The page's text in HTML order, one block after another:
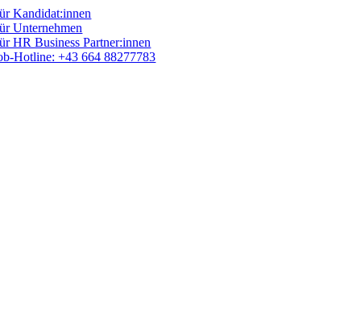
Skip
to
content
Kandidat:innen
Unternehmen
HR Business Partner:innen
Hotline: +43 664 88277783